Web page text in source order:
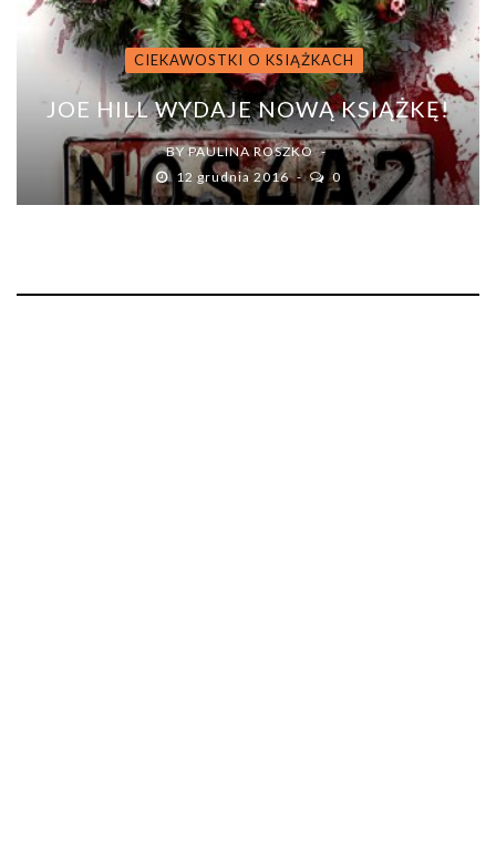
CIEKAWOSTKI O KSIĄŻKACH
JOE HILL WYDAJE NOWĄ KSIĄŻKĘ!
BYPAULINA ROSZKO
12 grudnia 2016
0